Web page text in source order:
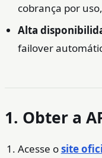
cobrança por
Alta
failover
1. Obter a
Acesse osite